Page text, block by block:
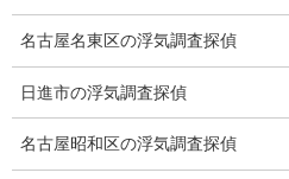
名古屋名東区の浮気調査探偵
日進市の浮気調査探偵
名古屋昭和区の浮気調査探偵